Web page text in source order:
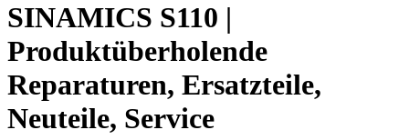
SINAMICS S110 |
Produktüberholende
Reparaturen, Ersatzteile,
Neuteile, Service